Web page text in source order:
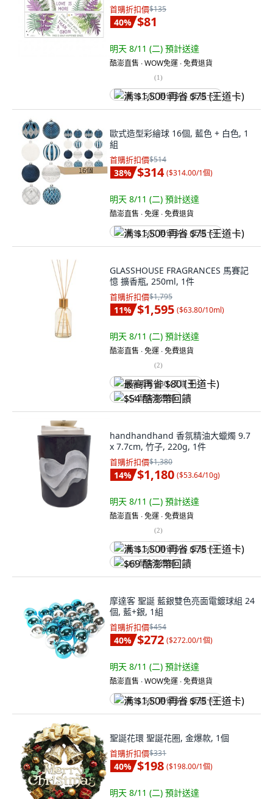
首購折扣價$135
40% $81
明天 8/11 (二) 預計送達
酷澎直售 ∙ WOW免運 ∙ 免費退貨
(1)
满 $1,500 再省 $75 (王道卡)
歐式造型彩繪球 16個, 藍色 + 白色, 1
組
首購折扣價$514
38% $314 ($314.00/1個)
明天 8/11 (二) 預計送達
酷澎直售 ∙ 免運 ∙ 免費退貨
满 $1,500 再省 $75 (王道卡)
GLASSHOUSE FRAGRANCES 馬賽記
憶 擴香瓶, 250ml, 1件
首購折扣價$1,795
11% $1,595 ($63.80/10ml)
明天 8/11 (二) 預計送達
酷澎直售 ∙ 免運 ∙ 免費退貨
(2)
最高再省 $80 (王道卡)
$54 酷澎幣回饋
handhandhand 香氛精油大蠟燭 9.7
x 7.7cm, 竹子, 220g, 1件
首購折扣價$1,380
14% $1,180 ($53.64/10g)
明天 8/11 (二) 預計送達
酷澎直售 ∙ 免運 ∙ 免費退貨
(2)
满 $1,500 再省 $75 (王道卡)
$69 酷澎幣回饋
摩達客 聖誕 藍銀雙色亮面電鍍球組 24
個, 藍+銀, 1組
首購折扣價$454
40% $272 ($272.00/1個)
明天 8/11 (二) 預計送達
酷澎直售 ∙ WOW免運 ∙ 免費退貨
满 $1,500 再省 $75 (王道卡)
聖誕花環 聖誕花圈, 金爆款, 1個
首購折扣價$331
40% $198 ($198.00/1個)
明天 8/11 (二) 預計送達